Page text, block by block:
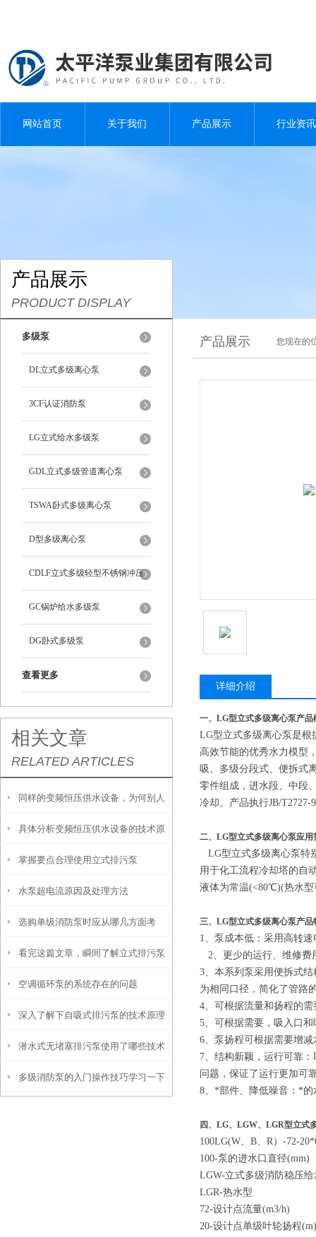
网站首页 关于我们 产品展示 行业资讯
产品展示
PRODUCT DISPLAY
多级泵
DL立式多级离心泵
3CF认证消防泵
LG立式给水多级泵
GDL立式多级管道离心泵
TSWA卧式多级离心泵
D型多级离心泵
CDLF立式多级轻型不锈钢冲压
泵
GC锅炉给水多级泵
DG卧式多级泵
查看更多
相关文章
RELATED ARTICLES
同样的变频恒压供水设备，为何别人
的使用寿命如此长？
具体分析变频恒压供水设备的技术原
理
掌握要点合理使用立式排污泵
水泵超电流原因及处理方法
选购单级消防泵时应从哪几方面考
虑？
看完这篇文章，瞬间了解立式排污泵
了
空调循环泵的系统存在的问题
深入了解下自吸式排污泵的技术原理
潜水式无堵塞排污泵使用了哪些技术
原理使其性能优异？
多级消防泵的入门操作技巧学习一下
产品展示 您现在的
详细介绍
一、 LG型立式多级离心泵产品
LG型立式多级离心泵是根
高效节能的优秀水力模型
吸、多级分段式、便拆式
零件组成，进水段、中段
冷却。产品执行JB/
二、LG型立式多级离心泵应用
LG型立式多级离心泵特
用于化工流程冷却塔的自
液体为常温(<80℃)(热水
三、 LG型立式多级离心泵产品
1、 泵成本低：采用高转
2、 更少的运行、维修费
3、本系列泵采用便拆式
为相同口径，简化了管路
4、可根据流量和扬程的
5、可根据需要，吸入口
6、泵扬程可根据需要增
7、结构新颖，运行可靠
问题，保证了运行更加可
8、*部件、降低噪音：*
四、LG、LGW、 LGR型立式
100LG(W、B、R）-72-
100-泵的进水口直径(mm)
LGW-立式多级消防稳压给
LGR-热水型
72-设计点流量(m3/h)
20-设计点单级叶轮扬程(m)